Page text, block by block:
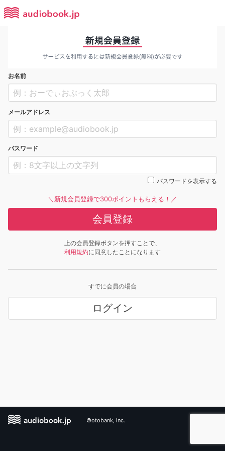
お名前
メールアドレス
パスワード
パスワードを表示する
＼新規会員登録で300ポイントもらえる！／
会員登録
上の会員登録ボタンを押すことで、
利用規約に同意したことになります
すでに会員の場合
ログイン
©otobank, Inc.